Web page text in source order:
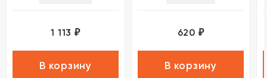
1 113 ₽
В корзину
620 ₽
В корзину